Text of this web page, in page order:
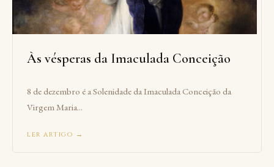
Às vésperas da Imaculada Conceição
8 de dezembro é a Solenidade da Imaculada Conceição da
Virgem Maria...
ler artigo →